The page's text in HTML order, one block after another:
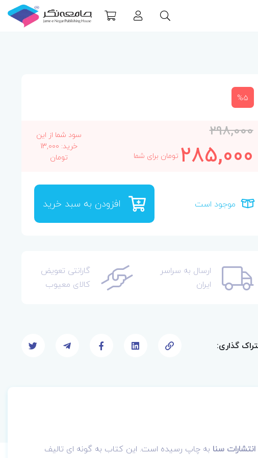
%5
298,000
285,000 تومان برای شما
سود شما از این
خرید: 13,000
تومان
موجود است افزودن به سبد خرید
ارسال به سراسر
ایران
گارانتی تعویض
کالای معیوب
گذاری:
سنا به چاپ رسیده است. این کتاب به گونه ای تالیف